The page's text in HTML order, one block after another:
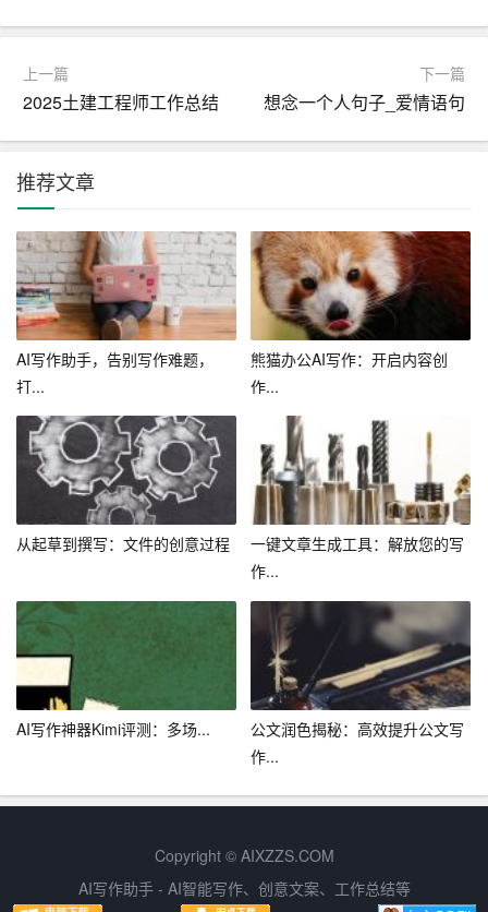
位和简历模板，提高求职成功率。
三、如何生成高质量求职简历
以自动识别并凸显这些优势。
2. 保持简洁明了：简历内容要简洁明了，避免冗长和复杂
的句子。AI技术可以帮助求职者调整语言，使其更加简
练。
3. 注重细节：在简历中，要注重细节，如字体、排版、段
落间距等。AI简历优化技术可以自动调整这些细节，使简
历更加美观。
4. 针对性投递：针对不同职位，求职者要调整简历内容，
使其更符合招聘需求。AI简历优化可以根据企业招聘需
求，为求职者提供合适的简历模板。
5. 持续更新：求职者要定期更新简历，补充新的工作经验
和技能。AI简历优化技术可以帮助求职者快速完成这一任
务。
四、结语
在这个科技飞速发展的时代，AI简历优化技术为广大求职
者带来了诸多便利。通过AI技术的应用，求职者可以轻松
力提升、实践经验积累等方面下功夫，以增加求职竞争
力。相信在不久的将来，AI技术将在职场求职中发挥更大
上一篇
2025土建工程师工作总结
下一篇
想念一个人句子_爱情语句
推荐文章
AI写作助手，告别写作难题，
打...
熊猫办公AI写作：开启内容创
作...
从起草到撰写：文件的创意过程
一键文章生成工具：解放您的写
作...
AI写作神器Kimi评测：多场...
公文润色揭秘：高效提升公文写
作...
Copyright © AIXZZS.COM
AI写作助手 - AI智能写作、创意文案、工作总结等